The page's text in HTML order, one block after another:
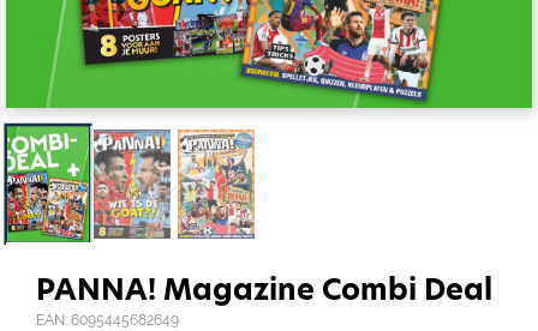
PANNA! Magazine Combi Deal
EAN: 6095445682649